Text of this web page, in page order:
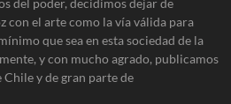
del poder, decidimos dejar de
con el arte como la vía válida para
que sea en esta sociedad de la
y con mucho agrado, publicamos
y de gran parte de